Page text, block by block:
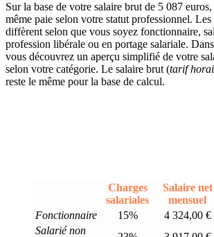
Sur la base de votre salaire brut de 5 087 euros,
même paie selon votre statut professionnel. Les
diffèrent selon que vous soyez fonctionnaire,
profession libérale ou en portage salariale.
vous découvrez un aperçu simplifié de votre
selon votre catégorie. Le salaire brut (tarif
reste le même pour la base de calcul.
Charges
salariales
Salaire net
mensuel
Fonctionnaire
15% 4 324,00 €
Salarié non